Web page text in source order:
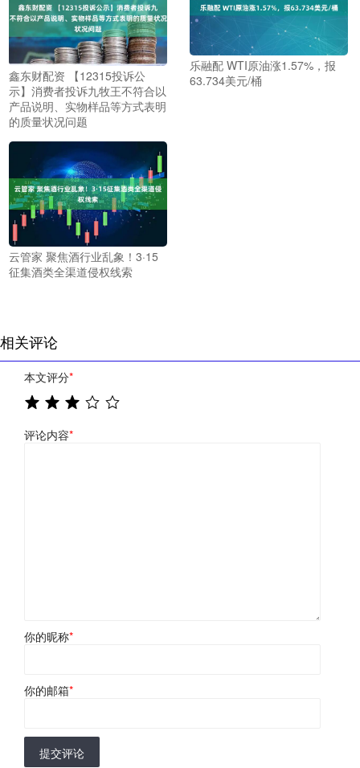
鑫东财配资 【12315投诉公
示】消费者投诉九牧王不符合以
产品说明、实物样品等方式表明
的质量状况问题
乐融配 WTI原油涨1.57%，报
63.734美元/桶
云管家 聚焦酒行业乱象！3·15
征集酒类全渠道侵权线索
相关评论
本文评分*
评论内容*
你的昵称*
你的邮箱*
提交评论